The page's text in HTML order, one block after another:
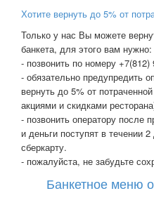
Хотите вернуть до 5% от
Только у нас Вы можете
банкета, для этого вам нужно:
- позвонить по номеру
- обязательно предупредить
вернуть до 5% от
акциями и скидками
- позвонить оператору после
и деньги поступят в течении
сберкарту.
- пожалуйста, не забудьте
Банкетное меню